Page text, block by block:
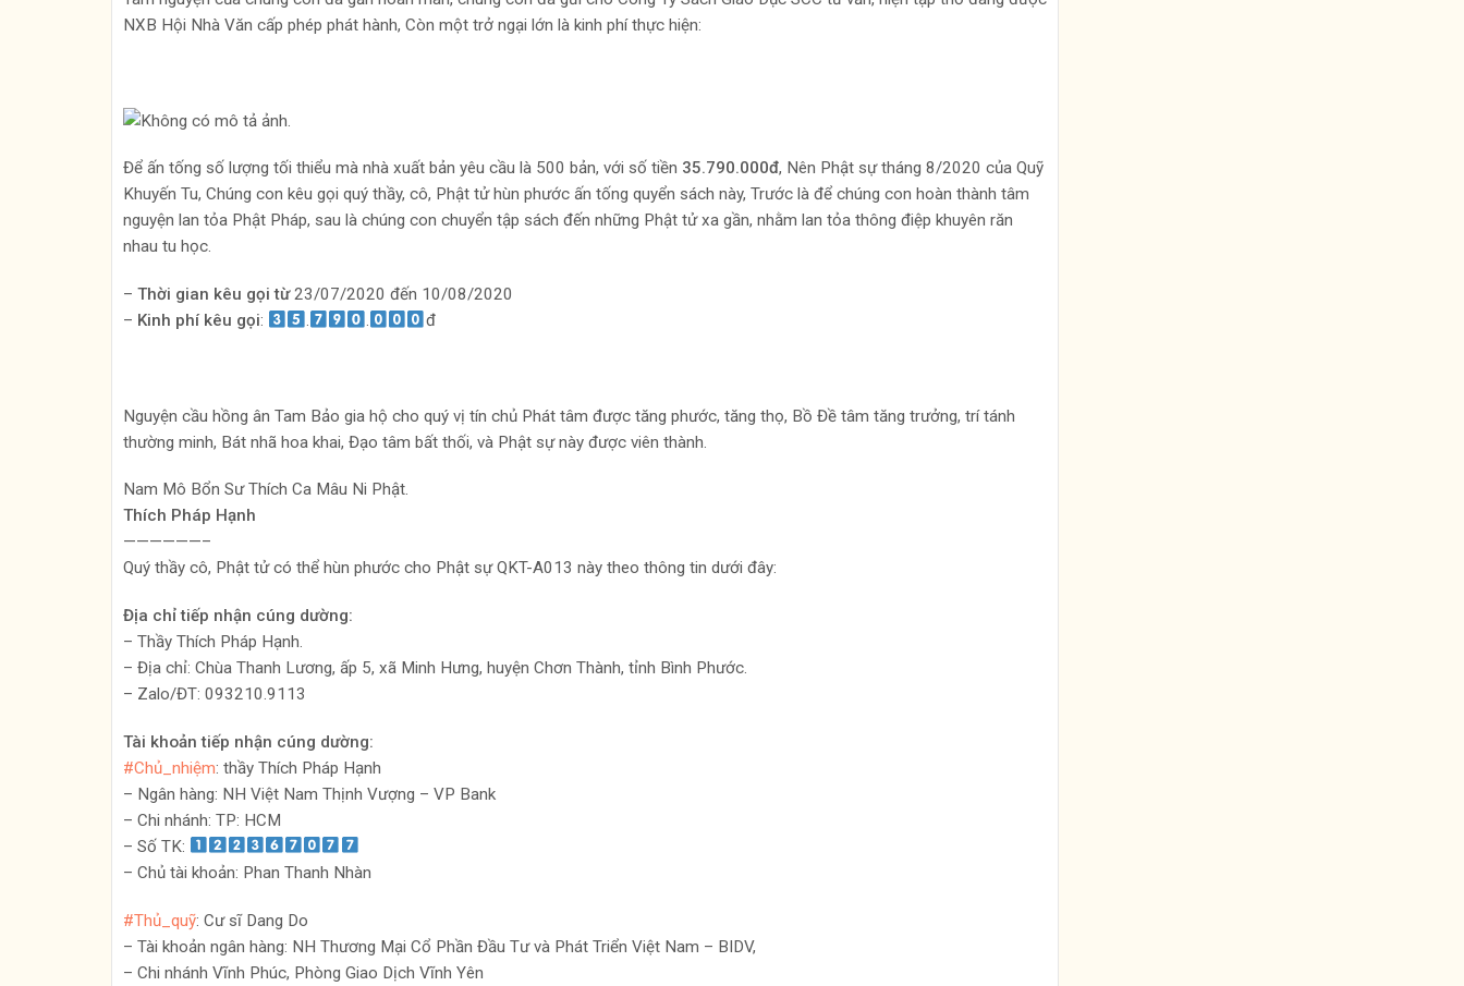
NXB Hội Nhà Văn cấp phép phát hành, Còn một trở ngại lớn là kinh phí thực hiện:
Để ấn tống số lượng tối thiểu mà nhà xuất bản yêu cầu là 500 bản, với số tiền 35.790.000đ, Nên Phật sự tháng 8/2020 của Quỹ
Khuyến Tu, Chúng con kêu gọi quý thầy, cô, Phật tử hùn phước ấn tống quyển sách này, Trước là để chúng con hoàn thành tâm
nguyện lan tỏa Phật Pháp, sau là chúng con chuyển tập sách đến những Phật tử xa gần, nhằm lan tỏa thông điệp khuyên răn
nhau tu học.
– Thời gian kêu gọi từ23/07/2020 đến 10/08/2020
– Kinh phí kêu gọi: . . đ
Nguyện cầu hồng ân Tam Bảo gia hộ cho quý vị tín chủ Phát tâm được tăng phước, tăng thọ, Bồ Đề tâm tăng trưởng, trí tánh
thường minh, Bát nhã hoa khai, Đạo tâm bất thối, và Phật sự này được viên thành.
Nam Mô Bổn Sư Thích Ca Mâu Ni Phật.
Thích Pháp Hạnh
——————–
Quý thầy cô, Phật tử có thể hùn phước cho Phật sự QKT-A013 này theo thông tin dưới đây:
Địa chỉ tiếp nhận cúng dường:
– Thầy Thích Pháp Hạnh.
– Địa chỉ: Chùa Thanh Lương, ấp 5, xã Minh Hưng, huyện Chơn Thành, tỉnh Bình Phước.
– Zalo/ĐT: 093210.9113
Tài khoản tiếp nhận cúng dường:
#Chủ_nhiệm: thầy Thích Pháp Hạnh
– Ngân hàng: NH Việt Nam Thịnh Vượng – VP Bank
– Chi nhánh: TP: HCM
– Số TK:
– Chủ tài khoản: Phan Thanh Nhàn
#Thủ_quỹ: Cư sĩ Dang Do
– Tài khoản ngân hàng: NH Thương Mại Cổ Phần Đầu Tư và Phát Triển Việt Nam – BIDV,
– Chi nhánh Vĩnh Phúc, Phòng Giao Dịch Vĩnh Yên